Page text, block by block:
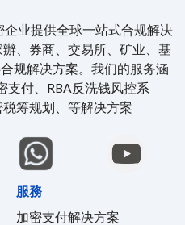
业提供全球一站式合规解决
、券商、交易所、矿业、基
规解决方案。我们的服务涵
支付、RBA反洗钱风控系
筹规划、等解决方案
服務
加密支付解决方案